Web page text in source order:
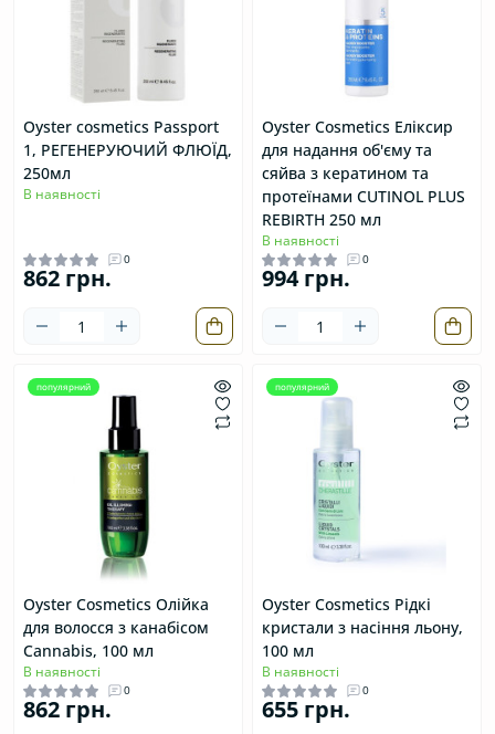
Oyster cosmetics Passport
1, РЕГЕНЕРУЮЧИЙ ФЛЮЇД,
250мл
В наявності
0
862 грн.
Oyster Cosmetics Еліксир
для надання об'єму та
сяйва з кератином та
протеїнами CUTINOL PLUS
REBIRTH 250 мл
В наявності
0
994 грн.
популярний
Oyster Cosmetics Олійка
для волосся з канабісом
Cannabis, 100 мл
В наявності
0
862 грн.
популярний
Oyster Cosmetics Рідкі
кристали з насіння льону,
100 мл
В наявності
0
655 грн.